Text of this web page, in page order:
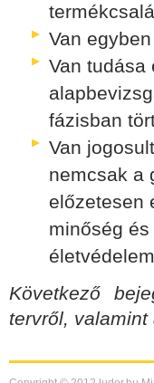
Van
Van tudása
fázisban
Van
nemcsak a
előzetesen
minőség
Következő
tervről,